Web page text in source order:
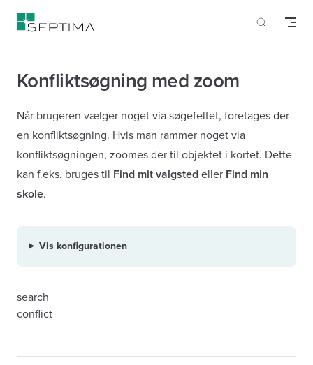
Skip to content
Konfliktsøgning med zoom
Når brugeren vælger noget via søgefeltet, foretages der
en konfliktsøgning. Hvis man rammer noget via
konfliktsøgningen, zoomes der til objektet i kortet. Dette
kan f.eks. bruges til Find mit valgsted eller Find min
skole.
Vis konfigurationen
search
conflict